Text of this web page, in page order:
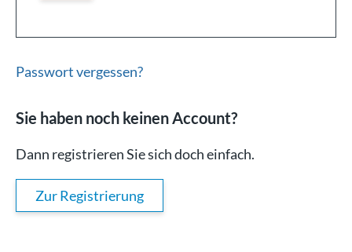
Passwort vergessen?
Sie haben noch keinen Account?
Dann registrieren Sie sich doch einfach.
Zur Registrierung